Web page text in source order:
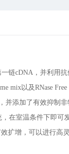
链cDNA，并利用
mix以及RNase Free
并添加了有效抑制
在室温条件下即
扩增，可以进行高灵